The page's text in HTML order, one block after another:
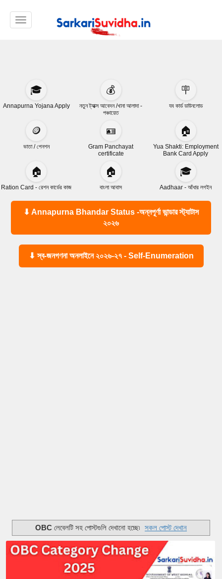
Toggle navigation
🎓
Annapurna Yojana Apply
💰
নতুন ট্যাক্স আবেদন /খানা আলাদা -
পঞ্চায়েত
🪧
যব কার্ড ডাউনলোড
🪙
ভাতা / পেনশন
🪪
Gram Panchayat
certificate
🏠
Yua Shakti: Employment
Bank Card Apply
🏠
Ration Card - রেশন কার্ডের কাজ
🏠
বাংলা আবাস
🎓
Aadhaar - আঁধার লগইন
⬇ Annapurna Bhandar Status -অন্নপূর্ণা ভান্ডার স্ট্যাটাস
২০২৬
⬇ স্ব-জনগণনা অনলাইনে ২০২৬-২৭ - Self-Enumeration
OBCলেবেলটি সহ পোস্টগুলি দেখানো হচ্ছে৷ সকল পোস্ট দেখান